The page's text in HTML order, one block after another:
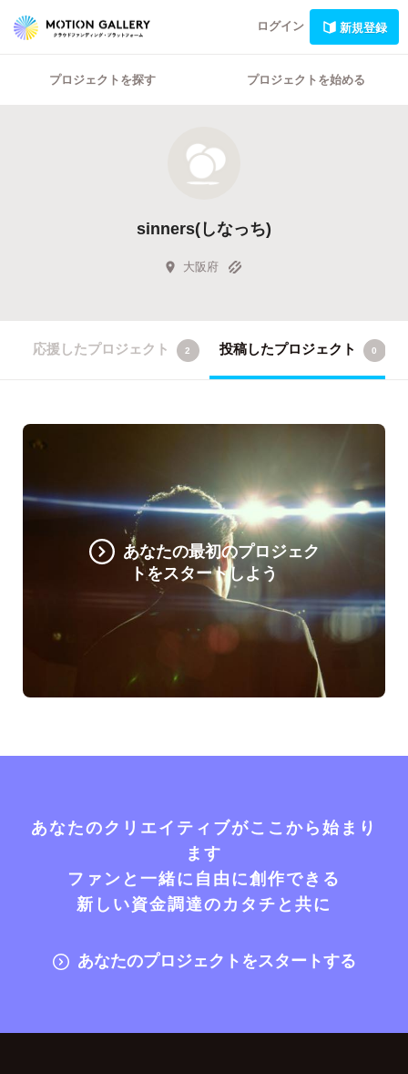
ログイン 新規登録
プロジェクトを探す プロジェクトを始める
sinners(しなっち)
大阪府
応援したプロジェクト 2 投稿したプロジェクト 0
あなたの最初のプロジェク
トをスタートしよう
あなたのクリエイティブがここから始まり
ます
ファンと一緒に自由に創作できる
新しい資金調達のカタチと共に
あなたのプロジェクトをスタートする